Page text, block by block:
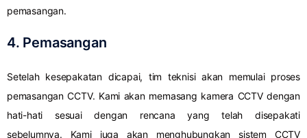
pemasangan.
4. Pemasangan
Setelah kesepakatan dicapai, tim teknisi akan memulai proses
pemasangan CCTV. Kami akan memasang kamera CCTV dengan
hati-hati sesuai dengan rencana yang telah disepakati
sebelumnya. Kami juga akan menghubungkan sistem CCTV